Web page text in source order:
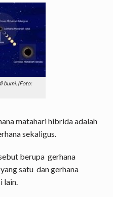
bumi. (Foto:
matahari hibrida adalah
sekaligus.
berupa gerhana
satu dan gerhana
lain.